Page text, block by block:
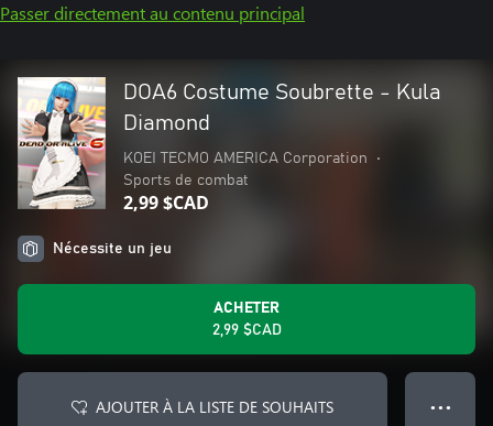
Passer directement au contenu principal
DOA6 Costume Soubrette - Kula
Diamond
KOEI TECMO AMERICA Corporation
•
Sports de combat
2,99 $CAD
Nécessite un jeu
ACHETER
2,99 $CAD
AJOUTER À LA LISTE DE SOUHAITS ● ● ●